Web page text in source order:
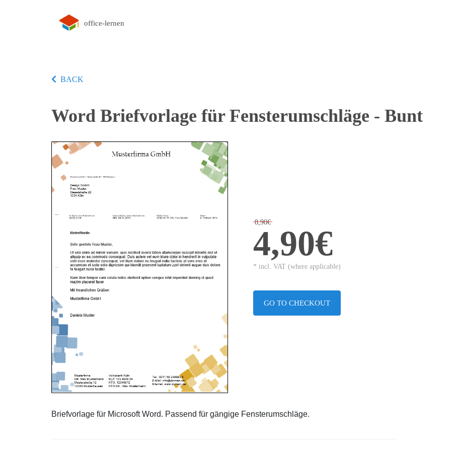
office-lernen
BACK
Word Briefvorlage für Fensterumschläge - Bunt
8,90€
4,90€
* incl. VAT (where applicable)
GO TO CHECKOUT
Briefvorlage für Microsoft Word. Passend für gängige Fensterumschläge.